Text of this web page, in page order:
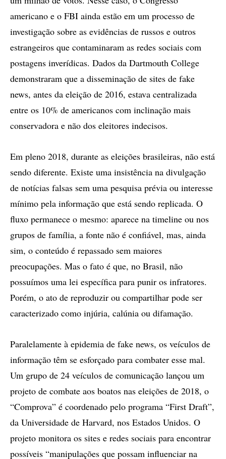
americano e o FBI ainda estão em um processo de
investigação sobre as evidências de russos e outros
estrangeiros que contaminaram as redes sociais com
postagens inverídicas. Dados da Dartmouth College
demonstraram que a disseminação de sites de fake
news, antes da eleição de 2016, estava centralizada
entre os 10% de americanos com inclinação mais
conservadora e não dos eleitores indecisos.
Em pleno 2018, durante as eleições brasileiras, não está
sendo diferente. Existe uma insistência na divulgação
de notícias falsas sem uma pesquisa prévia ou interesse
mínimo pela informação que está sendo replicada. O
fluxo permanece o mesmo: aparece na timeline ou nos
grupos de família, a fonte não é confiável, mas, ainda
sim, o conteúdo é repassado sem maiores
preocupações. Mas o fato é que, no Brasil, não
possuímos uma lei específica para punir os infratores.
Porém, o ato de reproduzir ou compartilhar pode ser
caracterizado como injúria, calúnia ou difamação.
Paralelamente à epidemia de fake news, os veículos de
informação têm se esforçado para combater esse mal.
Um grupo de 24 veículos de comunicação lançou um
projeto de combate aos boatos nas eleições de 2018, o
“Comprova” é coordenado pelo programa “First Draft”,
da Universidade de Harvard, nos Estados Unidos. O
projeto monitora os sites e redes sociais para encontrar
possíveis “manipulações que possam influenciar na